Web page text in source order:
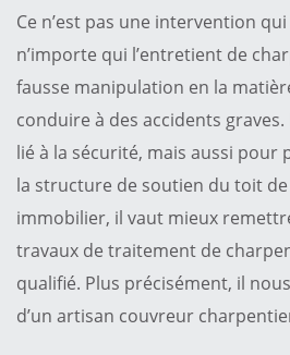
Ce n’est pas une intervention
n’importe qui l’entretient de
fausse manipulation en la
conduire à des accidents
lié à la sécurité, mais aussi pour
la structure de soutien du toit
immobilier, il vaut mieux
travaux de traitement de
qualifié. Plus précisément, il
d’un artisan couvreur